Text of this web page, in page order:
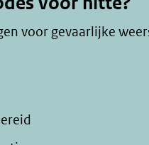
voor gevaarlijke